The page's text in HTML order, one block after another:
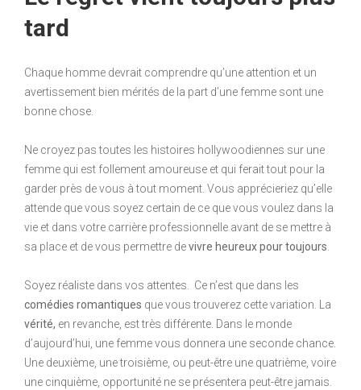
tard
Chaque homme devrait comprendre qu’une attention et un
avertissement bien mérités de la part d’une femme sont une
bonne chose.
Ne croyez pas toutes les histoires hollywoodiennes sur une
femme qui est follement amoureuse et qui ferait tout pour la
garder près de vous à tout moment. Vous apprécieriez qu’elle
attende que vous soyez certain de ce que vous voulez dans la
vie et dans votre carrière professionnelle avant de se mettre à
sa place et de vous permettre devivre heureux pour toujours.
Soyez réaliste dans vos attentes. Ce n’est que dans les
comédies romantiques que vous trouverez cette variation. La
vérité, en revanche, est très différente. Dans le monde
d’aujourd’hui, une femme vous donnera une seconde chance.
Une deuxième, une troisième, ou peut-être une quatrième, voire
une cinquième, opportunité ne se présentera peut-être jamais.